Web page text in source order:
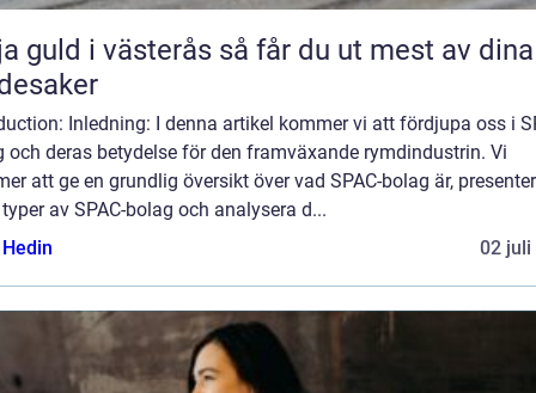
i västerås så får du ut mest av dina
Inledning: I denna artikel kommer vi att fördjupa oss i
och deras betydelse för den framväxande rymdindustrin. Vi
att ge en grundlig översikt över vad SPAC-bolag är,
av SPAC-bolag och analysera d...
02 juli